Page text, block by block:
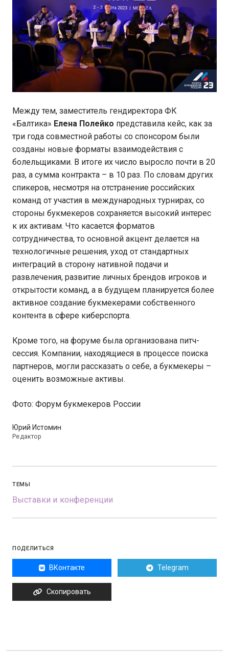
Между тем, заместитель гендиректора ФК
«Балтика» Елена Полейко представила кейс, как за
три года совместной работы со спонсором были
созданы новые форматы взаимодействия с
болельщиками. В итоге их число выросло почти в 20
раз, а сумма контракта – в 10 раз. По словам других
спикеров, несмотря на отстранение российских
команд от участия в международных турнирах, со
стороны букмекеров сохраняется высокий интерес
к их активам. Что касается форматов
сотрудничества, то основной акцент делается на
технологичные решения, уход от стандартных
интеграций в сторону нативной подачи и
развлечения, развитие личных брендов игроков и
открытости команд, а в будущем планируется более
активное создание букмекерами собственного
контента в сфере киберспорта.
Кроме того, на форуме была организована питч-
сессия. Компании, находящиеся в процессе поиска
партнеров, могли рассказать о себе, а букмекеры –
оценить возможные активы.
Фото: Форум букмекеров России
Юрий Истомин
Редактор
ТЕМЫ
Выставки и конференции
ПОДЕЛИТЬСЯ
ВКонтакте Telegram
Скопировать